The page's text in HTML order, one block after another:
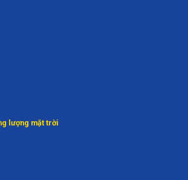
lượng mặt trời